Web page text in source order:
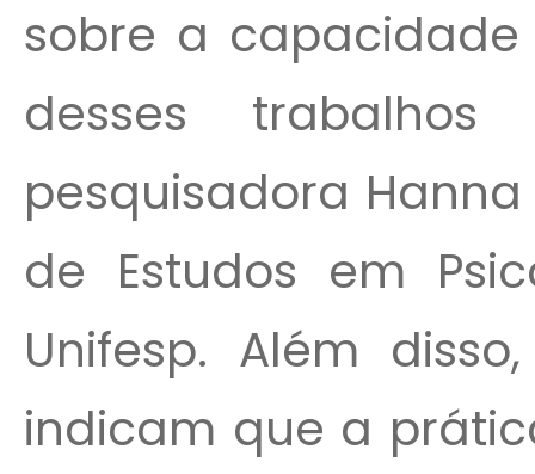
sobre a
desses
pesquisadora
de Estudos em
Unifesp. Além
indicam que a